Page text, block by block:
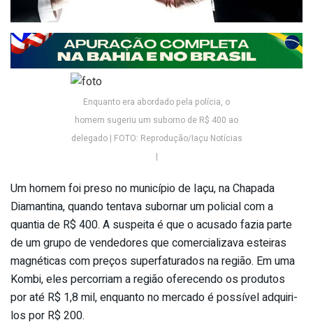
Enquanto era abordado pela polícia, o
homem sugeriu um suborno de R$ 400 ao
delegado | FOTO: Reprodução/Iaçu Notícias
|
Um homem foi preso no município de Iaçu, na Chapada
Diamantina, quando tentava subornar um policial com a
quantia de R$ 400. A suspeita é que o acusado fazia parte
de um grupo de vendedores que comercializava esteiras
magnéticas com preços superfaturados na região. Em uma
Kombi, eles percorriam a região oferecendo os produtos
por até R$ 1,8 mil, enquanto no mercado é possível adquiri-
los por R$ 200.